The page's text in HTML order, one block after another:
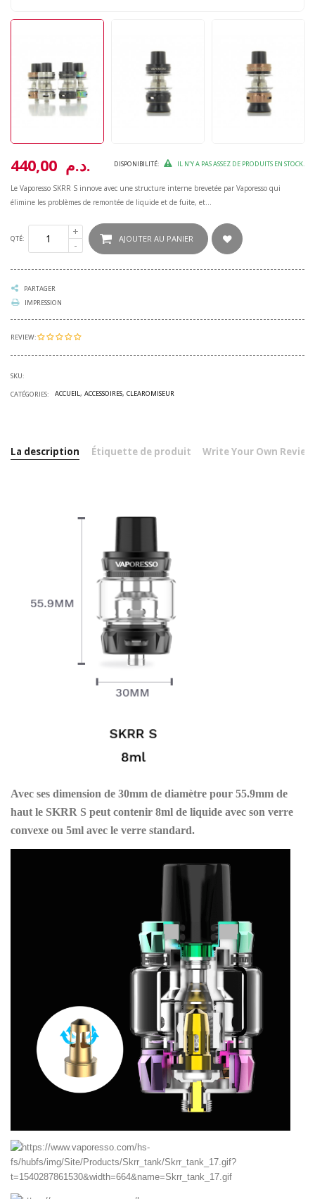
440,00 د.م. DISPONIBILITÉ: IL N'Y A PAS ASSEZ DE PRODUITS EN STOCK.
Le Vaporesso SKRR S innove avec une structure interne brevetée par Vaporesso qui
élimine les problèmes de remontée de liquide et de fuite, et...
QTÉ: AJOUTER AU PANIER
PARTAGER
IMPRESSION
REVIEW:
SKU:
CATÉGORIES:
ACCUEIL ACCESSOIRES CLEAROMISEUR
La description Étiquette de produit Write Your Own Review
Avec ses dimension de 30mm de diamètre pour 55.9mm de
haut le SKRR S peut contenir 8ml de liquide avec son verre
convexe ou 5ml avec le verre standard.